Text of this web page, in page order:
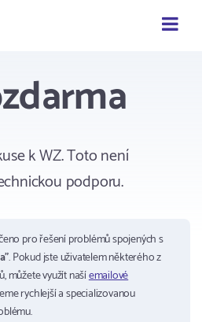
k WZ. Toto není
podporu.
pro řešení problémů spojených s
. Pokud jste uživatelem některého z
můžete využít našíemailové
rychlejší a specializovanou